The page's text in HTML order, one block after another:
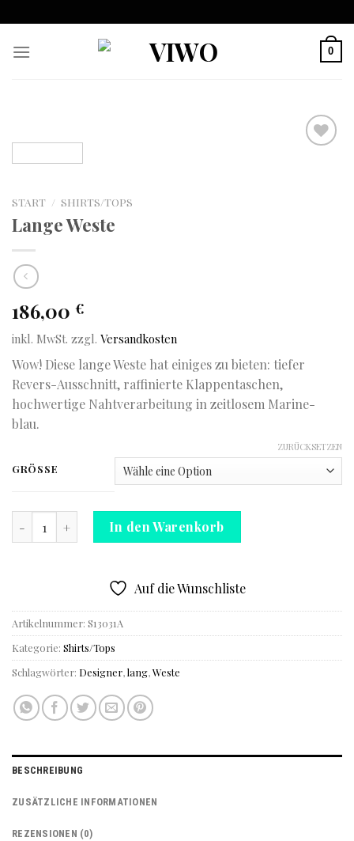
to
content
0
START / SHIRTS/TOPS
Lange Weste
186,00 €
inkl. MwSt. zzgl. Versandkosten
Wow! Diese lange Weste hat einiges zu bieten: tiefer
Revers-Ausschnitt, raffinierte Klappentaschen,
hochwertige Nahtverarbeitung in zeitlosem Marine-
blau.
GRÖSSE
ZURÜCKSETZEN
Lange Weste MengeIn den Warenkorb
Auf die Wunschliste
Artikelnummer: S13031A
Kategorie: Shirts/Tops
Schlagwörter: Designer,lang,Weste
BESCHREIBUNG
ZUSÄTZLICHE INFORMATIONEN
REZENSIONEN (0)